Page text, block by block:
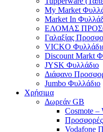
My Market
Market In
ΕΛΟΜΑΣ
Γαλαξίας
VICKO
Discount Markt
JYSK Φυλλάδιο
Διάφανο
Jumbo Φυλλάδιο
Χρήσιμα
Δωρεάν GB
Cosmote –
Vodafone